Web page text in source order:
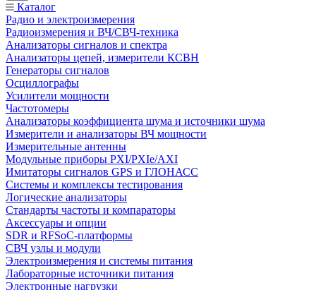
Каталог
Радио и электроизмерения
Радиоизмерения и ВЧ/СВЧ-техника
Анализаторы сигналов и спектра
Анализаторы цепей, измерители КСВН
Генераторы сигналов
Осциллографы
Усилители мощности
Частотомеры
Анализаторы коэффициента шума и источники шума
Измерители и анализаторы ВЧ мощности
Измерительные антенны
Модульные приборы PXI/PXIe/AXI
Имитаторы сигналов GPS и ГЛОНАСС
Системы и комплексы тестирования
Логические анализаторы
Стандарты частоты и компараторы
Аксессуары и опции
SDR и RFSoC‑платформы
СВЧ узлы и модули
Электроизмерения и системы питания
Лабораторные источники питания
Электронные нагрузки